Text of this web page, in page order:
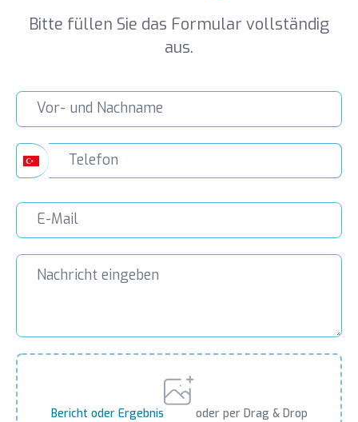
Bitte füllen Sie das Formular vollständig
aus.
Bericht oder Ergebnis
oder per Drag & Drop